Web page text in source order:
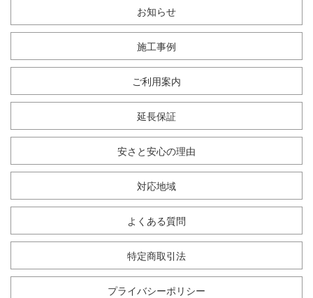
お知らせ
施工事例
ご利用案内
延長保証
安さと安心の理由
対応地域
よくある質問
特定商取引法
プライバシーポリシー